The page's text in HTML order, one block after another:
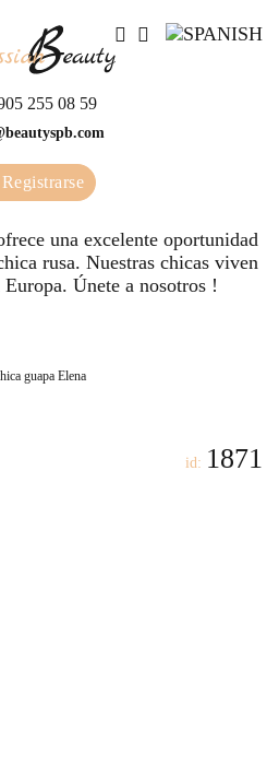
255 08 59
Registrarse
una excelente oportunidad
rusa. Nuestras сhicas viven
Únete a nosotros !
guapa Elena
id: 1871